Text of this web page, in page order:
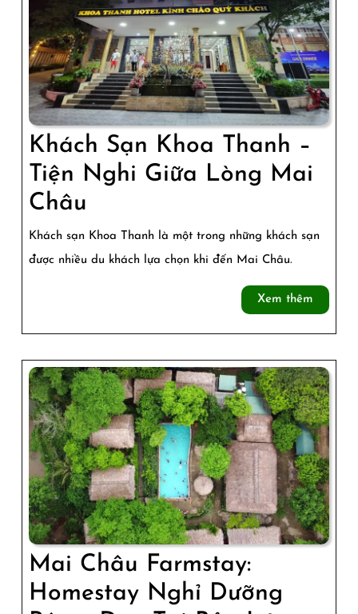
Khách Sạn Khoa Thanh –
Tiện Nghi Giữa Lòng Mai
Châu
Sạn
Khoa
Nghi
Giữa
Lòng
Mai
Châu
Khách sạn Khoa Thanh là một trong những khách sạn
được nhiều du khách lựa chọn khi đến Mai Châu.
Xem thêm
thêm
Mai Châu Farmstay:
Homestay Nghỉ Dưỡng